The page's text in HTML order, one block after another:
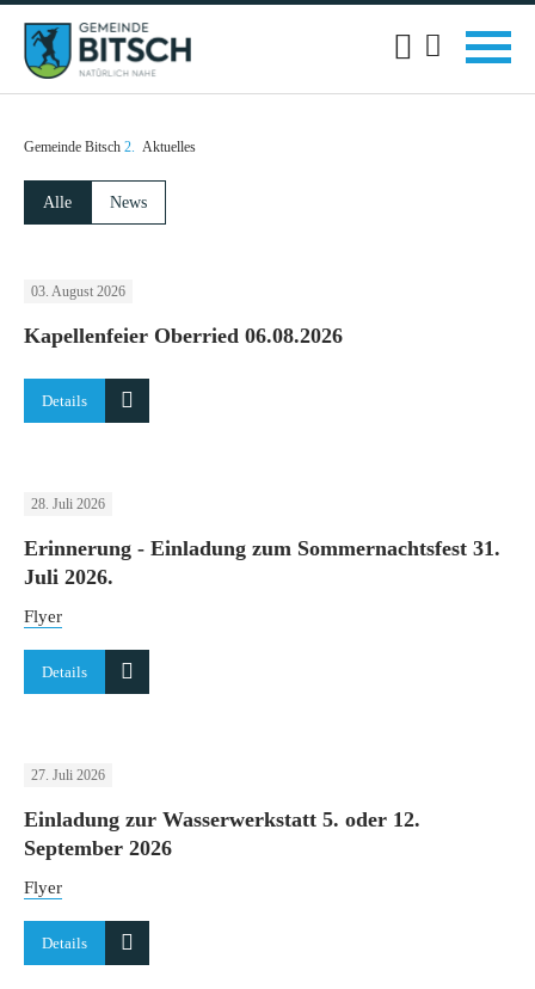
Gemeinde Bitsch Aktuelles
Alle News
03. August 2026
Kapellenfeier Oberried 06.08.2026
Details
28. Juli 2026
Erinnerung - Einladung zum Sommernachtsfest 31.
Juli 2026.
Flyer
Details
27. Juli 2026
Einladung zur Wasserwerkstatt 5. oder 12.
September 2026
Flyer
Details